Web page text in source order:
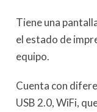
Tiene una
el estado de
equipo.
Cuenta con
USB 2.0, WiFi,